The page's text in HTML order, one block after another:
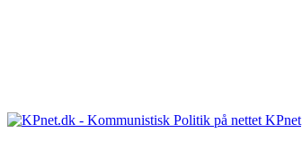
KPnet